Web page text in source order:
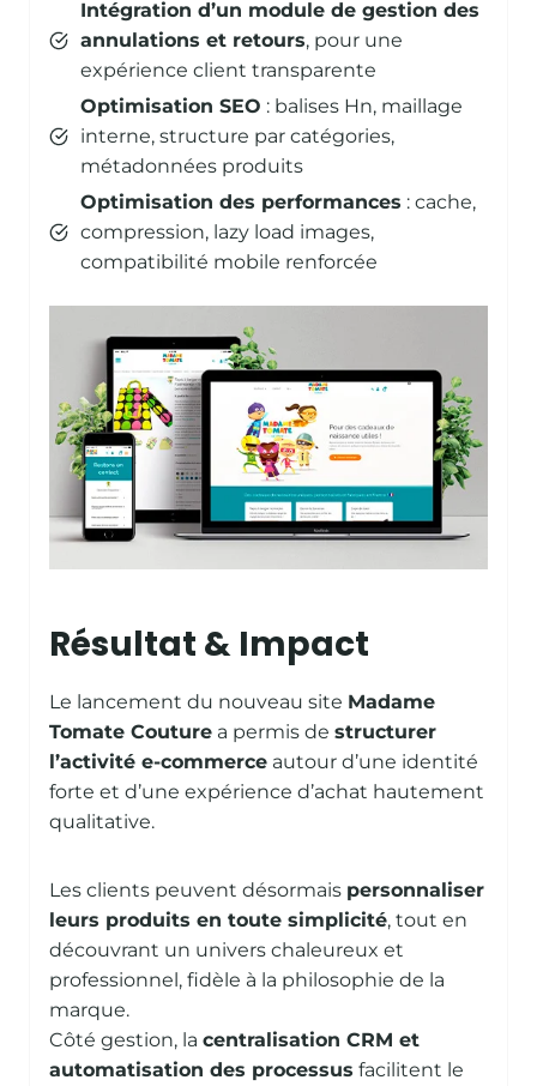
Intégration d’un module de gestion des
annulations et retours, pour une
expérience client transparente
Optimisation SEO : balises Hn, maillage
interne, structure par catégories,
métadonnées produits
Optimisation des performances : cache,
compression, lazy load images,
compatibilité mobile renforcée
Résultat & Impact
Le lancement du nouveau site Madame
Tomate Couture a permis de structurer
l’activité e-commerce autour d’une identité
forte et d’une expérience d’achat hautement
qualitative.
Les clients peuvent désormais personnaliser
leurs produits en toute simplicité, tout en
découvrant un univers chaleureux et
professionnel, fidèle à la philosophie de la
marque.
Côté gestion, la centralisation CRM et
automatisation des processus facilitent le